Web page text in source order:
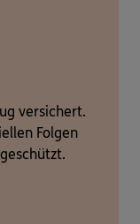
versichert.
Folgen